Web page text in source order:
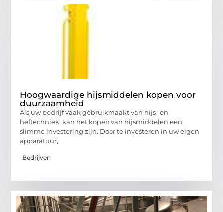
Hoogwaardige hijsmiddelen kopen voor
duurzaamheid
Als uw bedrijf vaak gebruikmaakt van hijs- en
heftechniek, kan het kopen van hijsmiddelen een
slimme investering zijn. Door te investeren in uw eigen
apparatuur,
Bedrijven